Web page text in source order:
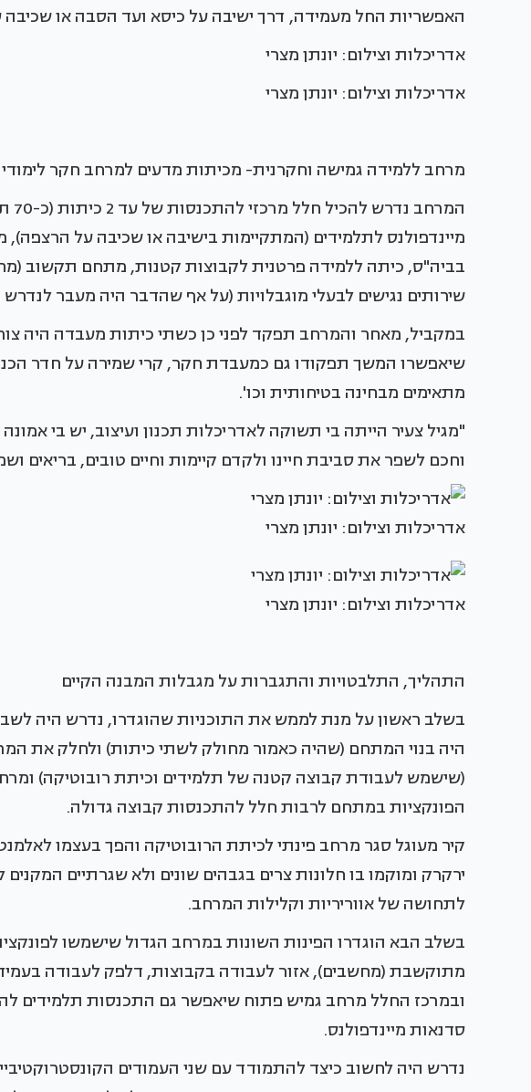
האפשריות החל מעמידה, דרך ישיבה על כיסא ועד הסבה או
אדריכלות וצילום: יונתן מצרי
אדריכלות וצילום: יונתן מצרי
מרחב ללמידה גמישה וחקרנית- מכיתות מדעים למרחב חקר
מיינדפולנס לתלמידים (המתקיימות בישיבה או שכיבה על
בביה"ס, כיתה ללמידה פרטנית לקבוצות קטנות, מתחם תקשוב
שירותים נגישים לבעלי מוגבלויות (על אף שהדבר היה מעבר
במקביל, מאחר והמרחב תפקד לפני כן כשתי כיתות מעבדה היה
שיאפשרו המשך תפקודו גם כמעבדת חקר, קרי שמירה על חדר
מתאימים מבחינה בטיחותית וכו'.
"מגיל צעיר הייתה בי תשוקה לאדריכלות תכנון ועיצוב, יש בי
וחכם לשפר את סביבת חיינו ולקדם קיימות וחיים טובים, בריאים
אדריכלות וצילום: יונתן מצרי
אדריכלות וצילום: יונתן מצרי
התהליך, התלבטויות והתגברות על מגבלות המבנה הקיים
בשלב ראשון על מנת לממש את התוכניות שהוגדרו, נדרש היה
היה בנוי המתחם (שהיה כאמור מחולק לשתי כיתות) ולחלק את
(שישמש לעבודת קבוצה קטנה של תלמידים וכיתת רובוטיקה)
הפונקציות במתחם לרבות חלל להתכנסות קבוצה גדולה.
קיר מעוגל סגר מרחב פינתי לכיתת הרובוטיקה והפך בעצמו
ירקרק ומוקמו בו חלונות צרים בגבהים שונים ולא שגרתיים
לתחושה של אווריריות וקלילות המרחב.
בשלב הבא הוגדרו הפינות השונות במרחב הגדול שישמשו
מתוקשבת (מחשבים), אזור לעבודה בקבוצות, דלפק לעבודה
ובמרכז החלל מרחב גמיש פתוח שיאפשר גם התכנסות תלמידים
סדנאות מיינדפולנס.
נדרש היה לחשוב כיצד להתמודד עם שני העמודים